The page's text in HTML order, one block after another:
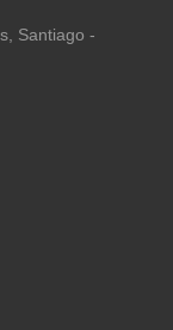
Santiago -